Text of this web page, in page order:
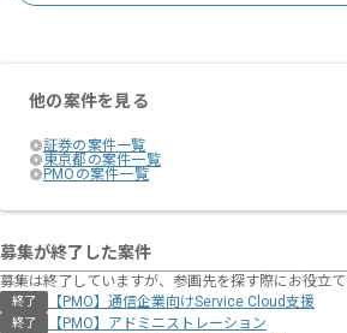
他の案件を見る
証券の案件一覧
東京都の案件一覧
PMOの案件一覧
募集が終了した案件
募集は終了していますが、参画先を探す際にお役立
終了 【PMO】通信企業向けService Cloud支援
終了 【PMO】アドミニストレーション